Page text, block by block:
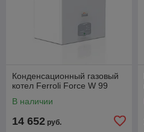
Конденсационный газовый
котел Ferroli Force W 99
В наличии
14 652 руб.